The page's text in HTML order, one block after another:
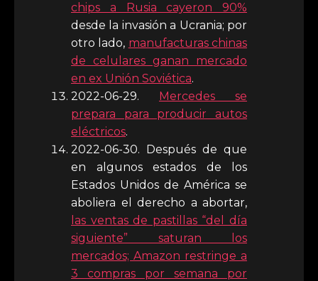
chips a Rusia cayeron 90%
desde la invasión a Ucrania; por
otro lado, manufacturas chinas
de celulares ganan mercado
en ex Unión Soviética.
2022-06-29. Mercedes se
prepara para producir autos
eléctricos.
2022-06-30. Después de que
en algunos estados de los
Estados Unidos de América se
aboliera el derecho a abortar,
las ventas de pastillas “del día
siguiente” saturan los
mercados; Amazon restringe a
3 compras por semana por